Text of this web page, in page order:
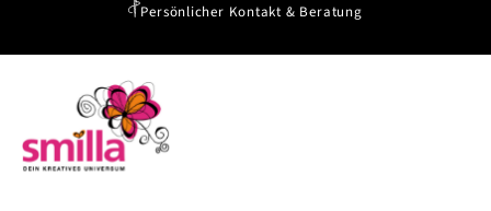
Persönlicher Kontakt & Beratung